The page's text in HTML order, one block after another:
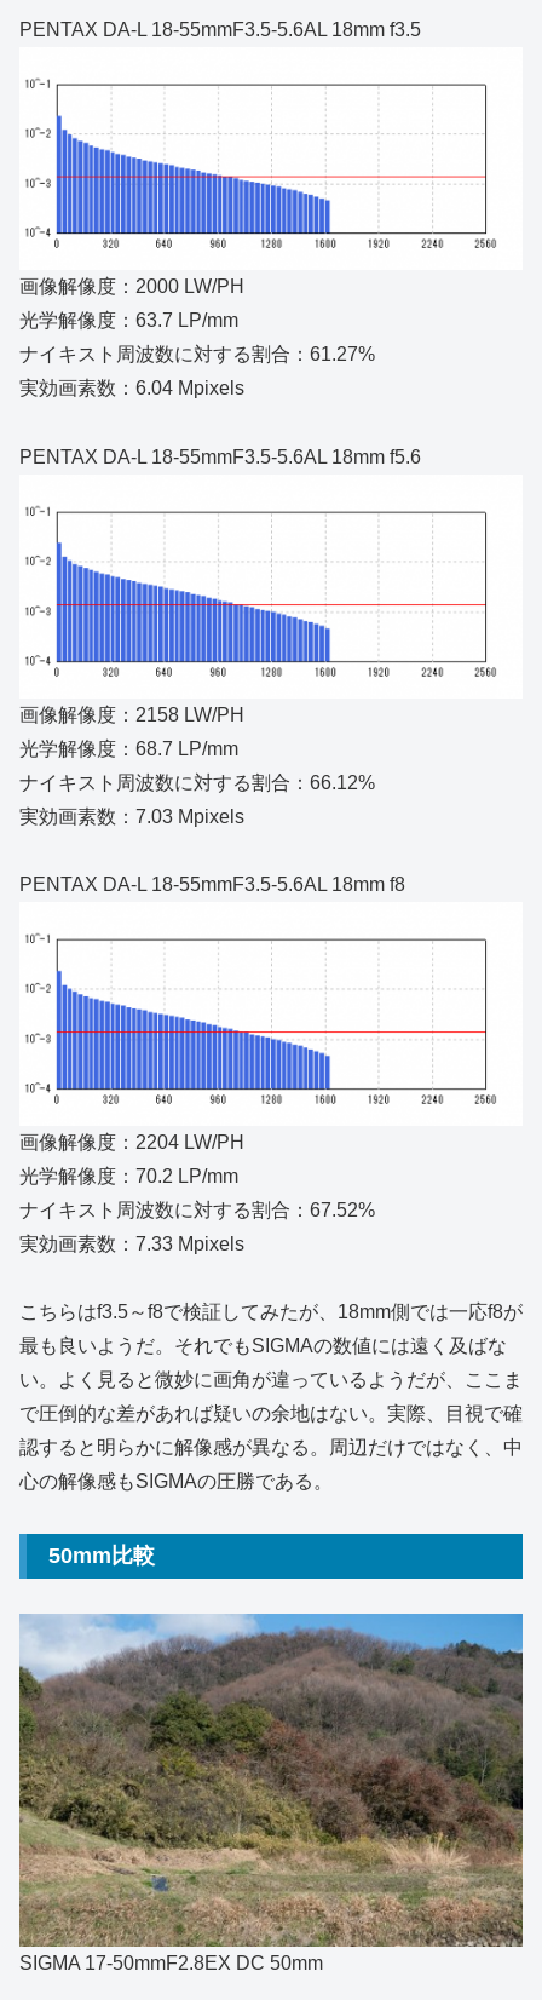
PENTAX DA-L 18-55mmF3.5-5.6AL 18mm f3.5
画像解像度：2000 LW/PH
光学解像度：63.7 LP/mm
ナイキスト周波数に対する割合：61.27%
実効画素数：6.04 Mpixels
PENTAX DA-L 18-55mmF3.5-5.6AL 18mm f5.6
画像解像度：2158 LW/PH
光学解像度：68.7 LP/mm
ナイキスト周波数に対する割合：66.12%
実効画素数：7.03 Mpixels
PENTAX DA-L 18-55mmF3.5-5.6AL 18mm f8
画像解像度：2204 LW/PH
光学解像度：70.2 LP/mm
ナイキスト周波数に対する割合：67.52%
実効画素数：7.33 Mpixels
こちらはf3.5～f8で検証してみたが、18mm側では一応f8が
最も良いようだ。それでもSIGMAの数値には遠く及ばな
い。よく見ると微妙に画角が違っているようだが、ここま
で圧倒的な差があれば疑いの余地はない。実際、目視で確
認すると明らかに解像感が異なる。周辺だけではなく、中
心の解像感もSIGMAの圧勝である。
50mm比較
SIGMA 17-50mmF2.8EX DC 50mm